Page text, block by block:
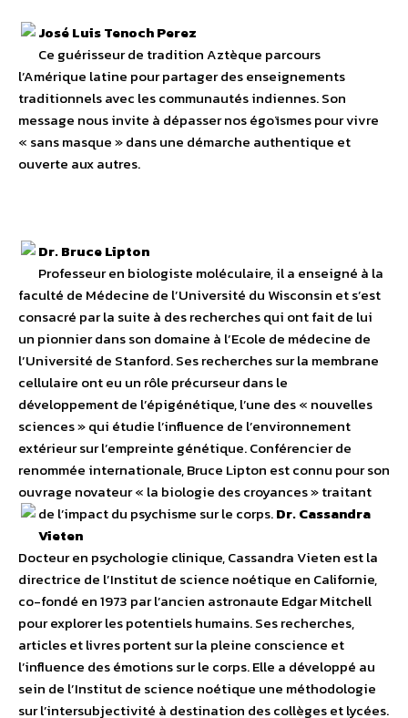
José Luis Tenoch Perez
Ce guérisseur de tradition Aztèque parcours
l’Amérique latine pour partager des enseignements
traditionnels avec les communautés indiennes. Son
message nous invite à dépasser nos égoïsmes pour vivre
« sans masque » dans une démarche authentique et
ouverte aux autres.
Dr. Bruce Lipton
Professeur en biologiste moléculaire, il a enseigné à la
faculté de Médecine de l’Université du Wisconsin et s’est
consacré par la suite à des recherches qui ont fait de lui
un pionnier dans son domaine à l’Ecole de médecine de
l’Université de Stanford. Ses recherches sur la membrane
cellulaire ont eu un rôle précurseur dans le
développement de l’épigénétique, l’une des « nouvelles
sciences » qui étudie l’influence de l’environnement
extérieur sur l’empreinte génétique. Conférencier de
renommée internationale, Bruce Lipton est connu pour son
ouvrage novateur « la biologie des croyances » traitant
de l’impact du psychisme sur le corps.Dr. Cassandra
Vieten
Docteur en psychologie clinique, Cassandra Vieten est la
directrice de l’Institut de science noétique en Californie,
co-fondé en 1973 par l’ancien astronaute Edgar Mitchell
pour explorer les potentiels humains. Ses recherches,
articles et livres portent sur la pleine conscience et
l’influence des émotions sur le corps. Elle a développé au
sein de l’Institut de science noétique une méthodologie
sur l’intersubjectivité à destination des collèges et lycées.